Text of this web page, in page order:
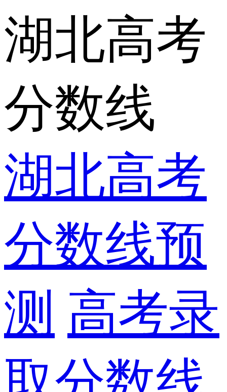
湖北高考
分数线
湖北高考
分数线预
测 高考录